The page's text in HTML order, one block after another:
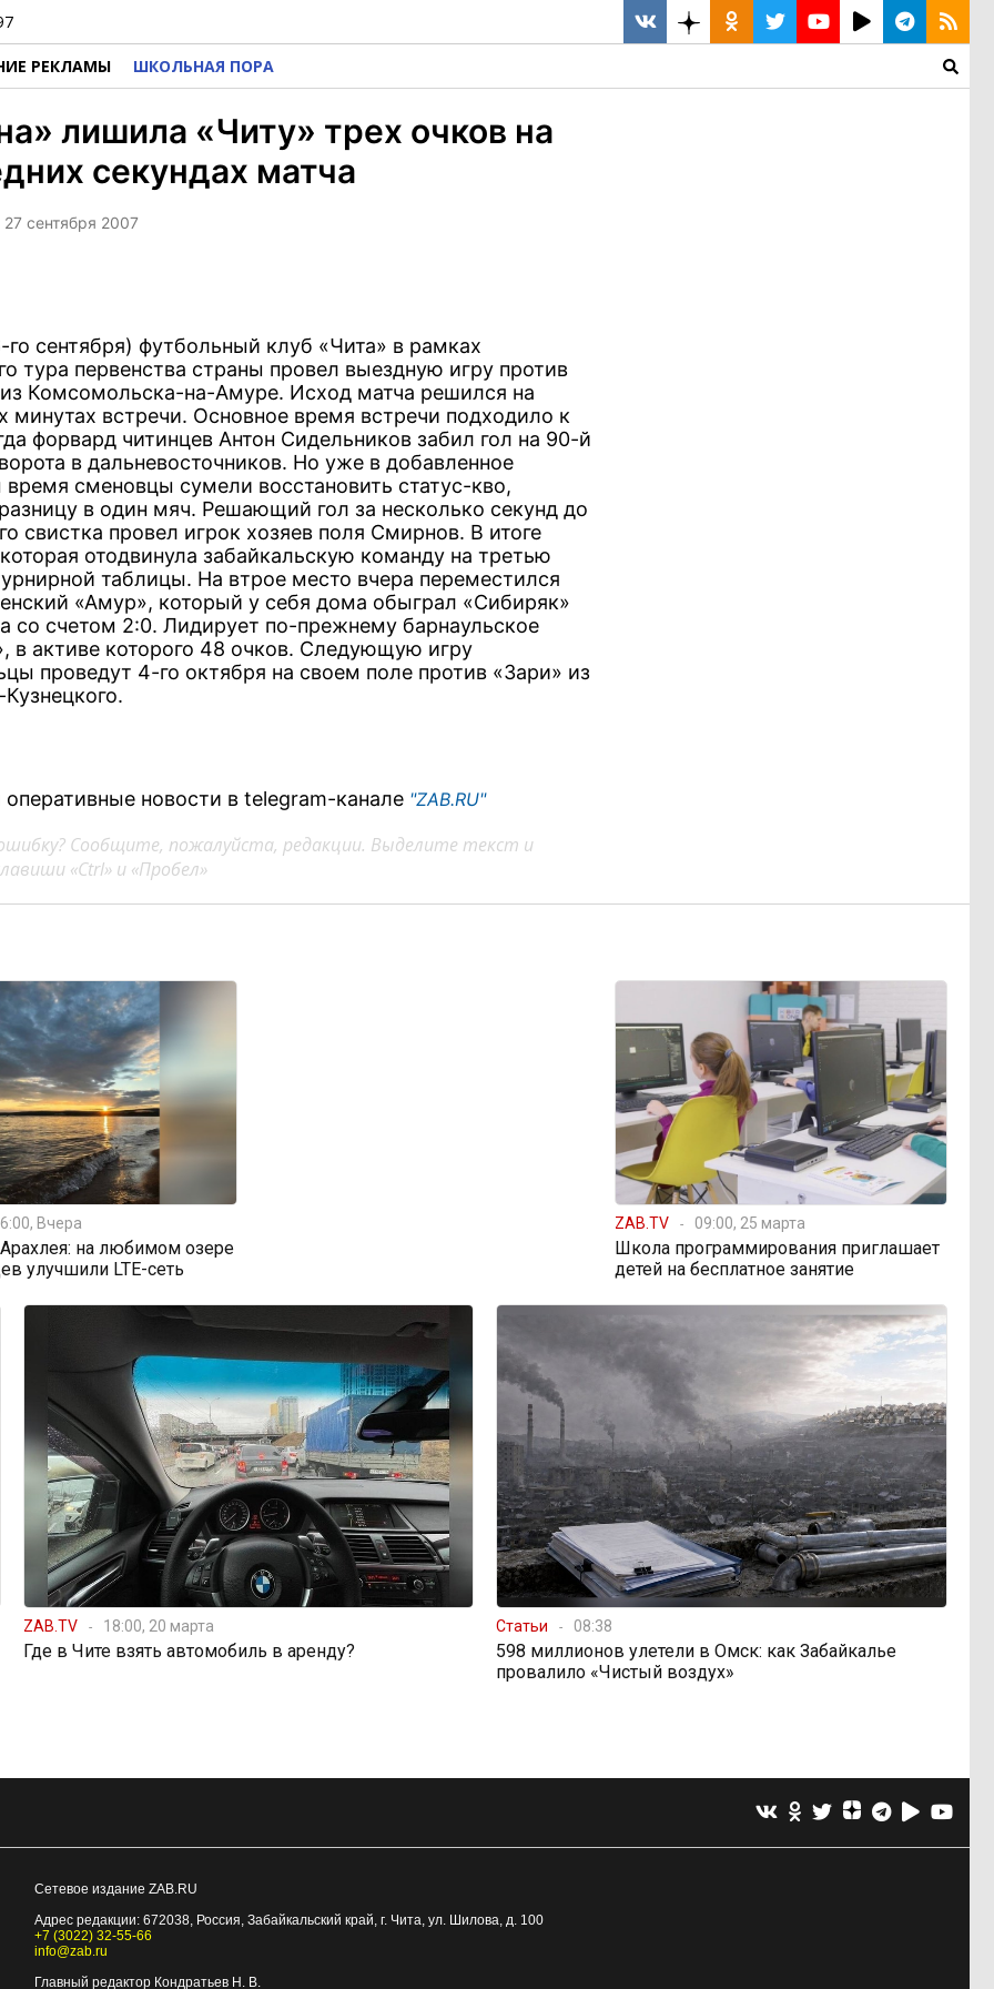
РЕКЛАМЫ ШКОЛЬНАЯ ПОРА
лишила «Читу» трех очков на
секундах матча
27 сентября 2007
го сентября) футбольный клуб «Чита» в рамках
тура первенства страны провел выездную игру против
Комсомольска-на-Амуре. Исход матча решился на
минутах встречи. Основное время встречи подходило к
форвард читинцев Антон Сидельников забил гол на 90-й
в дальневосточников. Но уже в добавленное
сменовцы сумели восстановить статус-кво,
в один мяч. Решающий гол за несколько секунд до
свистка провел игрок хозяев поля Смирнов. В итоге
которая отодвинула забайкальскую команду на третью
таблицы. На втрое место вчера переместился
«Амур», который у себя дома обыграл «Сибиряк»
со счетом 2:0. Лидирует по-прежнему барнаульское
в активе которого 48 очков. Следующую игру
проведут 4-го октября на своем поле против «Зари» из
новости в telegram-канале "ZAB.RU"
Сообщите, пожалуйста, редакции. Выделите текст и
«Ctrl» и «Пробел»
Вчера
на любимом озере
улучшили LTE-сеть
ZAB.TV 09:00, 25 марта
Школа программирования приглашает
детей на бесплатное занятие
ZAB.TV 18:00, 20 марта
Где в Чите взять автомобиль в аренду?
Статьи 08:38
598 миллионов улетели в Омск: как Забайкалье
провалило «Чистый воздух»
Сетевое издание ZAB.RU
Адрес редакции: 672038, Россия, Забайкальский край, г. Чита, ул. Шилова, д. 100
+7 (3022) 32-55-66
info@zab.ru
Главный редактор Кондратьев Н. В.